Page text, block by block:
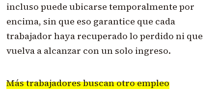
incluso puede ubicarse temporalmente por
encima, sin que eso garantice que cada
trabajador haya recuperado lo perdido ni que
vuelva a alcanzar con un solo ingreso.
Más trabajadores buscan otro empleo